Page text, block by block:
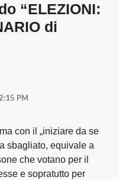
“ELEZIONI:
di
PM
con il „iniziare da se
sbagliato, equivale a
che votano per il
e sopratutto per